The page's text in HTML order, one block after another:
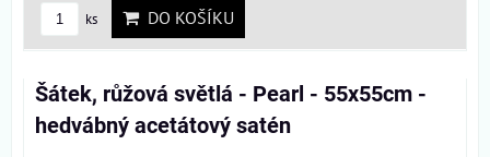
ks DO KOŠÍKU
Šátek, růžová světlá - Pearl - 55x55cm -
hedvábný acetátový satén